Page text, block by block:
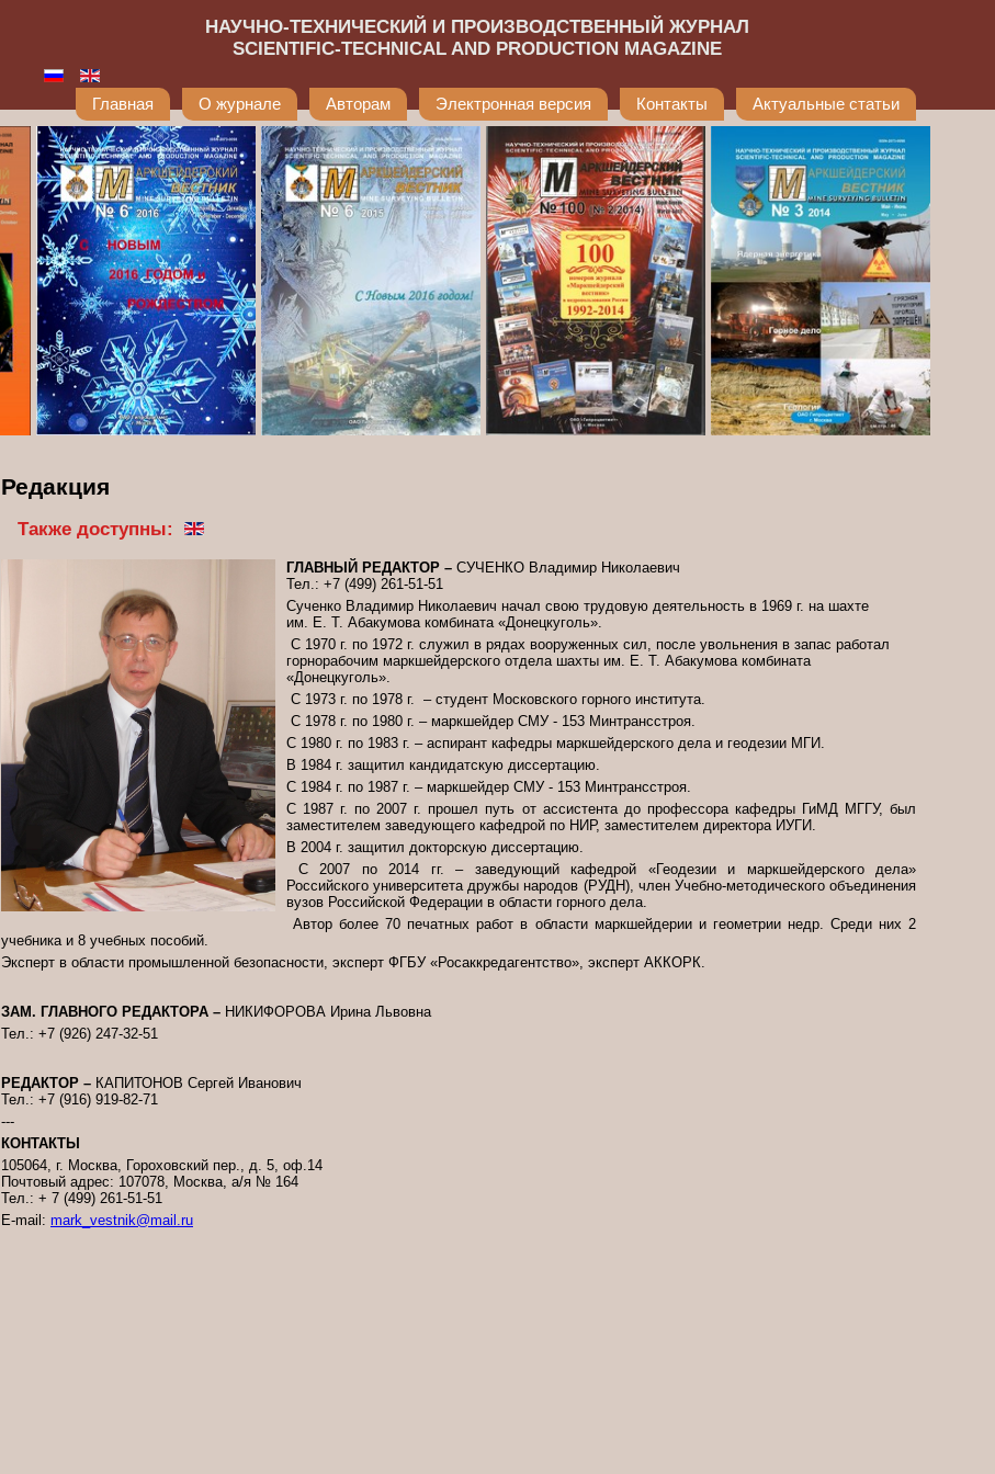
НАУЧНО-ТЕХНИЧЕСКИЙ И ПРОИЗВОДСТВЕННЫЙ ЖУРНАЛ
SCIENTIFIC-TECHNICAL AND PRODUCTION MAGAZINE
Главная О журнале Авторам Электронная версия Контакты Актуальные статьи
Редакция
Также доступны:
ГЛАВНЫЙ РЕДАКТОР – СУЧЕНКО Владимир Николаевич
Тел.: +7 (499) 261-51-51
Сученко Владимир Николаевич начал свою трудовую деятельность в 1969 г. на шахте
им. Е. Т. Абакумова комбината «Донецкуголь».
С 1970 г. по 1972 г. служил в рядах вооруженных сил, после увольнения в запас работал
горнорабочим маркшейдерского отдела шахты им. Е. Т. Абакумова комбината
«Донецкуголь».
С 1973 г. по 1978 г. – студент Московского горного института.
С 1978 г. по 1980 г. – маркшейдер СМУ - 153 Минтрансстроя.
С 1980 г. по 1983 г. – аспирант кафедры маркшейдерского дела и геодезии МГИ.
В 1984 г. защитил кандидатскую диссертацию.
С 1984 г. по 1987 г. – маркшейдер СМУ - 153 Минтрансстроя.
С 1987 г. по 2007 г. прошел путь от ассистента до профессора кафедры ГиМД МГГУ, был
заместителем заведующего кафедрой по НИР, заместителем директора ИУГИ.
В 2004 г. защитил докторскую диссертацию.
С 2007 по 2014 гг. – заведующий кафедрой «Геодезии и маркшейдерского дела»
Российского университета дружбы народов (РУДН), член Учебно-методического объединения
вузов Российской Федерации в области горного дела.
Автор более 70 печатных работ в области маркшейдерии и геометрии недр. Среди них 2
учебника и 8 учебных пособий.
Эксперт в области промышленной безопасности, эксперт ФГБУ «Росаккредагентство», эксперт АККОРК.
ЗАМ. ГЛАВНОГО РЕДАКТОРА – НИКИФОРОВА Ирина Львовна
Тел.: +7 (926) 247-32-51
РЕДАКТОР – КАПИТОНОВ Сергей Иванович
Тел.: +7 (916) 919-82-71
---
КОНТАКТЫ
105064, г. Москва, Гороховский пер., д. 5, оф.14
Почтовый адрес: 107078, Москва, а/я № 164
Тел.: + 7 (499) 261-51-51
E-mail: mark_vestnik@mail.ru